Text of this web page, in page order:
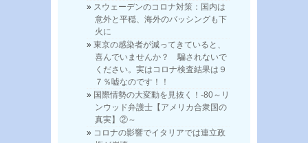
スウェーデンのコロナ対策：国内は
意外と平穏、海外のバッシングも下
火に
東京の感染者が減ってきていると、
喜んでいませんか？ 騙されないで
ください。実はコロナ検査結果は９
７％嘘なのです！！
国際情勢の大変動を見抜く！-80～リ
ンウッド弁護士【アメリカ合衆国の
真実】②～
コロナの影響でイタリアでは連立政